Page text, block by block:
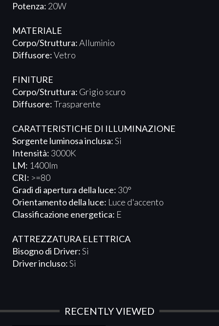
Potenza: 20W
MATERIALE
Corpo/Struttura:Alluminio
Diffusore:Vetro
FINITURE
Corpo/Struttura: Grigio scuro
Diffusore:Trasparente
CARATTERISTICHE DI ILLUMINAZIONE
Sorgente luminosa inclusa:Si
Intensità: 3000K
LM: 1400lm
CRI: >=80
Gradi di apertura della luce: 30°
Orientamento della luce: Luce d'accento
Classificazione energetica: E
ATTREZZATURA ELETTRICA​​​
Bisogno di Driver:Si
Driver incluso:Si
RECENTLY VIEWED